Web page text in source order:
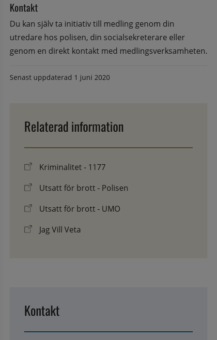
Kontakt
Du kan själv ta initiativ till medling genom din
utredare hos polisen, din socialsekreterare eller
genom en direkt kontakt med medlingsverksamheten.
Senast uppdaterad 1 juni 2020
Relaterad information
Kriminalitet - 1177
Utsatt för brott - Polisen
Utsatt för brott - UMO
Jag Vill Veta
Kontakt